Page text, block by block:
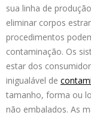
sua linha de
eliminar corpos
procedimentos
contaminação. Os
estar dos
inigualável de
tamanho, forma ou
não embalados. As